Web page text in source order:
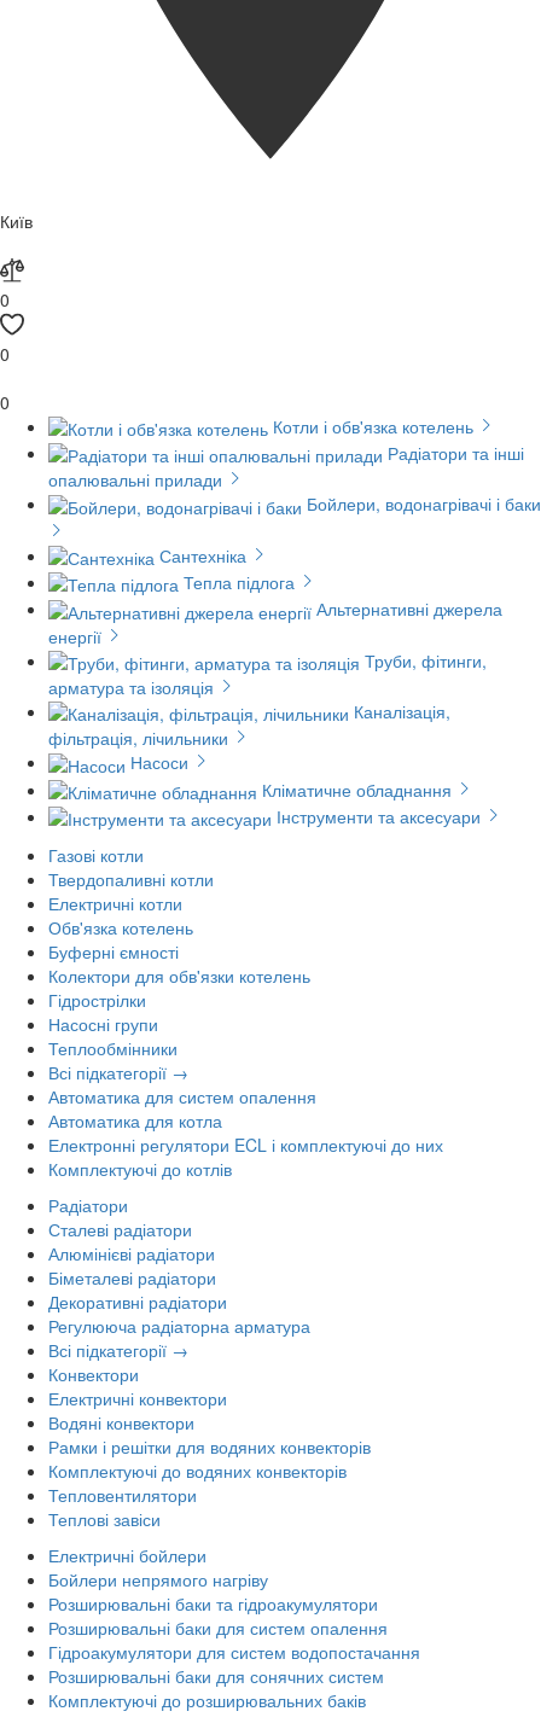
Київ
0
0
0
Котли і обв'язка котелень
Радіатори та інші
опалювальні прилади
Бойлери, водонагрівачі і баки
Сантехніка
Тепла підлога
Альтернативні джерела
енергії
Труби, фітинги,
арматура та ізоляція
Каналізація,
фільтрація, лічильники
Насоси
Кліматичне обладнання
Інструменти та аксесуари
Газові котли
Твердопаливні котли
Електричні котли
Обв'язка котелень
Буферні ємності
Колектори для обв'язки котелень
Гідрострілки
Насосні групи
Теплообмінники
Всі підкатегорії →
Автоматика для систем опалення
Автоматика для котла
Електронні регулятори ECL і комплектуючі до них
Комплектуючі до котлів
Радіатори
Сталеві радіатори
Алюмінієві радіатори
Біметалеві радіатори
Декоративні радіатори
Регулююча радіаторна арматура
Всі підкатегорії →
Конвектори
Електричні конвектори
Водяні конвектори
Рамки і решітки для водяних конвекторів
Комплектуючі до водяних конвекторів
Тепловентилятори
Теплові завіси
Електричні бойлери
Бойлери непрямого нагріву
Розширювальні баки та гідроакумулятори
Розширювальні баки для систем опалення
Гідроакумулятори для систем водопостачання
Розширювальні баки для сонячних систем
Комплектуючі до розширювальних баків